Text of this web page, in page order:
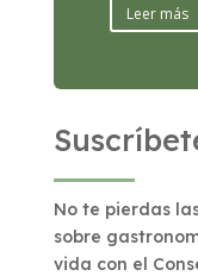
Leer más
No te pierdas
sobre
vida con el